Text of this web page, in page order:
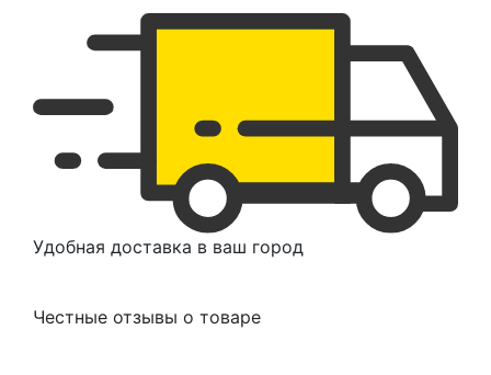
Удобная доставка в ваш город
Честные отзывы о товаре